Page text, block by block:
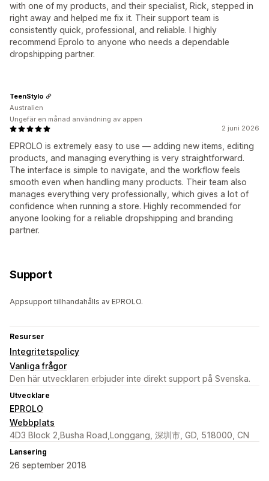
with one of my products, and their specialist, Rick, stepped in
right away and helped me fix it. Their support team is
consistently quick, professional, and reliable. I highly
recommend Eprolo to anyone who needs a dependable
dropshipping partner.
2 juni 2026
EPROLO is extremely easy to use — adding new items, editing
products, and managing everything is very straightforward.
The interface is simple to navigate, and the workflow feels
smooth even when handling many products. Their team also
manages everything very professionally, which gives a lot of
confidence when running a store. Highly recommended for
anyone looking for a reliable dropshipping and branding
partner.
TeenStylo
Australien
Ungefär en månad användning av appen
Support
Appsupport tillhandahålls av EPROLO.
Resurser
Integritetspolicy
Vanliga frågor
Den här utvecklaren erbjuder inte direkt support på Svenska.
Utvecklare
EPROLO
Webbplats
4D3 Block 2,Busha Road,Longgang, 深圳市, GD, 518000, CN
Lansering
26 september 2018